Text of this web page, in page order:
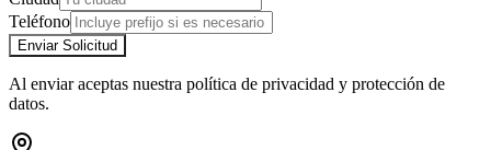
Teléfono
Enviar Solicitud
Al enviar aceptas nuestra política de privacidad y protección de
datos.